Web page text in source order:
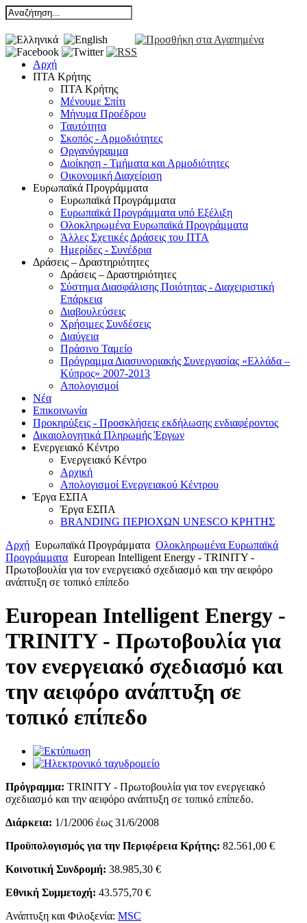
Αρχή
ΠΤΑ Κρήτης
ΠΤΑ Κρήτης
Μένουμε Σπίτι
Μήνυμα Προέδρου
Ταυτότητα
Σκοπός - Αρμοδιότητες
Οργανόγραμμα
Διοίκηση - Τμήματα και Αρμοδιότητες
Οικονομική Διαχείριση
Ευρωπαϊκά Προγράμματα
Ευρωπαϊκά Προγράμματα
Ευρωπαϊκά Προγράμματα υπό Εξέλιξη
Ολοκληρωμένα Ευρωπαϊκά Προγράμματα
Άλλες Σχετικές Δράσεις του ΠΤΑ
Ημερίδες - Συνέδρια
Δράσεις – Δραστηριότητες
Δράσεις – Δραστηριότητες
Σύστημα Διασφάλισης Ποιότητας - Διαχειριστική
Επάρκεια
Διαβουλεύσεις
Χρήσιμες Συνδέσεις
Διαύγεια
Πράσινο Ταμείο
Πρόγραμμα Διασυνοριακής Συνεργασίας «Ελλάδα –
Κύπρος» 2007-2013
Aπολογισμοί
Νέα
Επικοινωνία
Προκηρύξεις - Προσκλήσεις εκδήλωσης ενδιαφέροντος
Δικαιολογητικά Πληρωμής Έργων
Ενεργειακό Κέντρο
Ενεργειακό Κέντρο
Αρχική
Απολογισμοί Ενεργειακού Κέντρου
Έργα ΕΣΠΑ
Έργα ΕΣΠΑ
BRANDING ΠΕΡΙΟΧΩΝ UNESCO ΚΡΗΤΗΣ
Αρχή Ευρωπαϊκά Προγράμματα Ολοκληρωμένα Ευρωπαϊκά
Προγράμματα European Intelligent Energy - TRINITY -
Πρωτοβουλία για τον ενεργειακό σχεδιασμό και την αειφόρο
ανάπτυξη σε τοπικό επίπεδο
European Intelligent Energy -
TRINITY - Πρωτοβουλία για
τον ενεργειακό σχεδιασμό και
την αειφόρο ανάπτυξη σε
τοπικό επίπεδο
Πρόγραμμα: TRINITY - Πρωτοβουλία για τον ενεργειακό
σχεδιασμό και την αειφόρο ανάπτυξη σε τοπικό επίπεδο.
Διάρκεια: 1/1/2006 έως 31/6/2008
Προϋπολογισμός για την Περιφέρεια Κρήτης: 82.561,00 €
Κοινοτική Συνδρομή: 38.985,30 €
Εθνική Συμμετοχή: 43.575,70 €
Ανάπτυξη και Φιλοξενία: MSC